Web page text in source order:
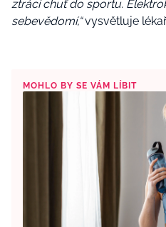
ztrácí chuť do sportu.
sebevědomí,“vysvětluje
MOHLO BY SE VÁM LÍBIT